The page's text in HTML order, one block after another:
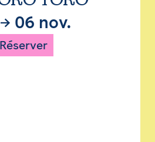
→ 06 nov.
Réserver